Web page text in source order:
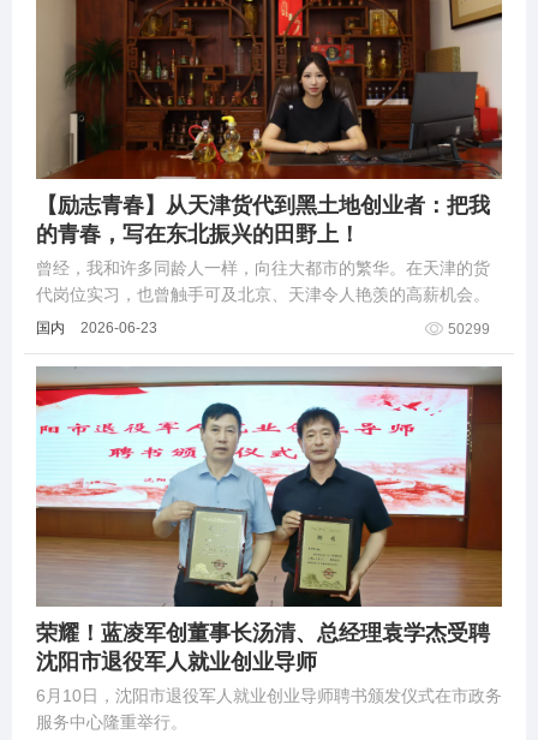
【励志青春】从天津货代到黑土地创业者：把我
的青春，写在东北振兴的田野上！
曾经，我和许多同龄人一样，向往大都市的繁华。在天津的货
代岗位实习，也曾触手可及北京、天津令人艳羡的高薪机会。
国内 2026-06-23 50299
荣耀！蓝凌军创董事长汤清、总经理袁学杰受聘
沈阳市退役军人就业创业导师
6月10日，沈阳市退役军人就业创业导师聘书颁发仪式在市政务
服务中心隆重举行。